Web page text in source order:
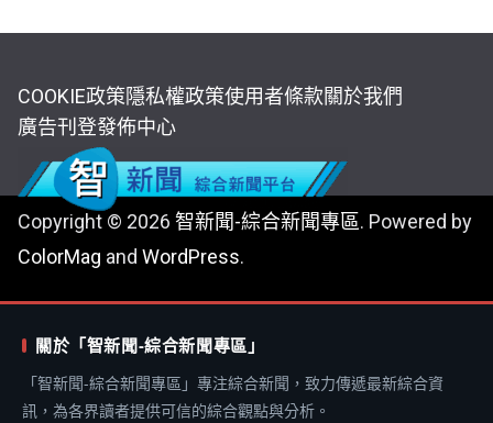
COOKIE政策隱私權政策使用者條款關於我們
廣告刊登發佈中心
Copyright © 2026 智新聞-綜合新聞專區. Powered by
ColorMag and WordPress.
關於「智新聞-綜合新聞專區」
「智新聞-綜合新聞專區」專注綜合新聞，致力傳遞最新綜合資
訊，為各界讀者提供可信的綜合觀點與分析。